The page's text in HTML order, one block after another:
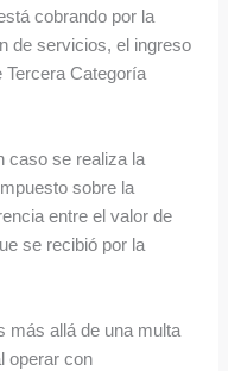
cobrando por la
de servicios, el ingreso
Categoría
caso se realiza la
sobre la
entre el valor de
se recibió por la
más allá de una multa
operar con